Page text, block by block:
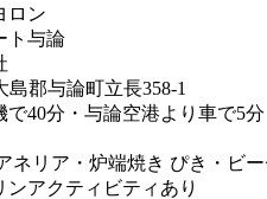
ロン
ト与論
島郡与論町立長358-1
40分・与論空港より車で5分
ネリア・炉端焼き ぴき・ビ
アクティビティあり